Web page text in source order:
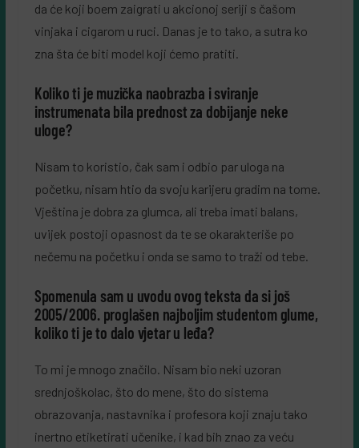
da će koji boem zaigrati u akcionoj seriji s čašom
vinjaka i cigarom u ruci. Danas je to tako, a sutra ko
zna šta će biti model koji ćemo pratiti.
Koliko ti je muzička naobrazba i sviranje
instrumenata bila prednost za dobijanje neke
uloge?
Nisam to koristio, čak sam i odbio par uloga na
početku, nisam htio da svoju karijeru gradim na tome.
Vještina je dobra za glumca, ali treba imati balans,
uvijek postoji opasnost da te se okarakteriše po
nečemu na početku i onda se samo to traži od tebe.
Spomenula sam u uvodu ovog teksta da si još
2005/2006. proglašen najboljim studentom glume,
koliko ti je to dalo vjetar u leđa?
To mi je mnogo značilo. Nisam bio neki uzoran
srednjoškolac, što do mene, što do sistema
obrazovanja, nastavnika i profesora koji znaju tako
inertno etiketirati učenike, i kad bih znao za veću